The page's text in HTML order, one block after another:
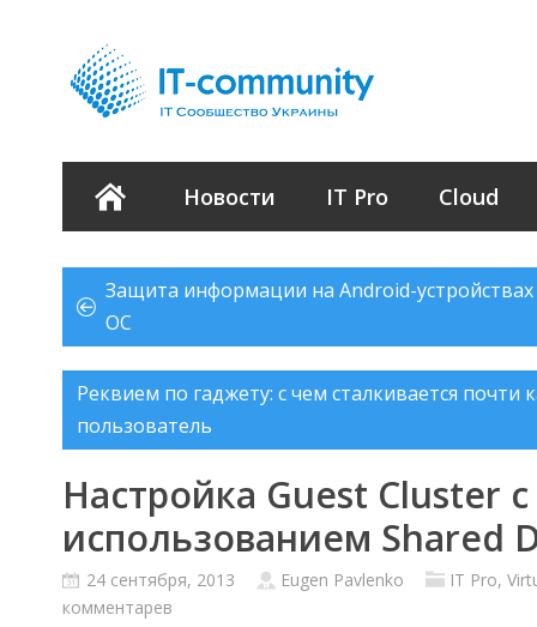
Новости IT Pro Cloud
Защита информации на Android-
ОС
Реквием по гаджету: с чем сталкивается
пользователь
Настройка Guest Cluster с
использованием Shared
24 сентября, 2013 Eugen Pavlenko IT Pro,
комментарев